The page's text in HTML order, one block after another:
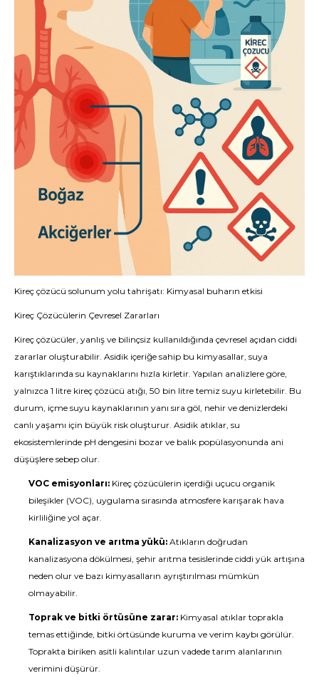
Kireç çözücü solunum yolu tahrişatı: Kimyasal buharın etkisi
Kireç Çözücülerin Çevresel Zararları
Kireç çözücüler, yanlış ve bilinçsiz kullanıldığında çevresel açıdan ciddi
zararlar oluşturabilir. Asidik içeriğe sahip bu kimyasallar, suya
karıştıklarında su kaynaklarını hızla kirletir. Yapılan analizlere göre,
yalnızca 1 litre kireç çözücü atığı, 50 bin litre temiz suyu kirletebilir. Bu
durum, içme suyu kaynaklarının yanı sıra göl, nehir ve denizlerdeki
canlı yaşamı için büyük risk oluşturur. Asidik atıklar, su
ekosistemlerinde pH dengesini bozar ve balık popülasyonunda ani
düşüşlere sebep olur.
VOC emisyonları: Kireç çözücülerin içerdiği uçucu organik
bileşikler (VOC), uygulama sırasında atmosfere karışarak hava
kirliliğine yol açar.
Kanalizasyon ve arıtma yükü: Atıkların doğrudan
kanalizasyona dökülmesi, şehir arıtma tesislerinde ciddi yük artışına
neden olur ve bazı kimyasalların ayrıştırılması mümkün
olmayabilir.
Toprak ve bitki örtüsüne zarar: Kimyasal atıklar toprakla
temas ettiğinde, bitki örtüsünde kuruma ve verim kaybı görülür.
Toprakta biriken asitli kalıntılar uzun vadede tarım alanlarının
verimini düşürür.